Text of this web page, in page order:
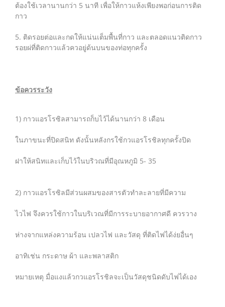
ต้องใช้เวลานานกว่า 5 นาที เพื่อให้กาวแห้งเพียงพอก่อนการติด
กาว
5. ติดรอยต่อและกดให้แน่นเต็มพื้นที่กาว และตลอดแนวติดกาว
รอยผ่ที่ติดกาวแล้วควอยู่ด้นบนของท่อทุกครั้ง
ข้อควรระวัง
1) กาวแอรโรซิลสามารถก็บไว้ได้นานกว่า 8 เดือน
ในภาขนะที่ปิดสนิท ดังนั้นหลังกรใช้กวแอรโรชิลทุกครั้งปิด
ฝาให้สนิทและเก็บไว้ในบริวณที่มีอุณหภูมิ 5- 35
2) กาวแอรโรซิลมีส่วนผสมของสารตัวทำละลายที่มีความ
ไวไฟ จึงควรใช้กาวในบริเวณที่มีการระบายอากาศดี ควรวาง
ห่างจากแหล่งความร้อน เปลวไฟ และวัสดุ ที่ติดไฟได้ง่ยอื่นๆ
อาทิเช่น กระดาษ ผ้า และพลาสติก
หมายเหตุ มื่อแงแล้วกวแอรโรชิลจะเป็นวัสดุชนิดดับไฟได้เอง